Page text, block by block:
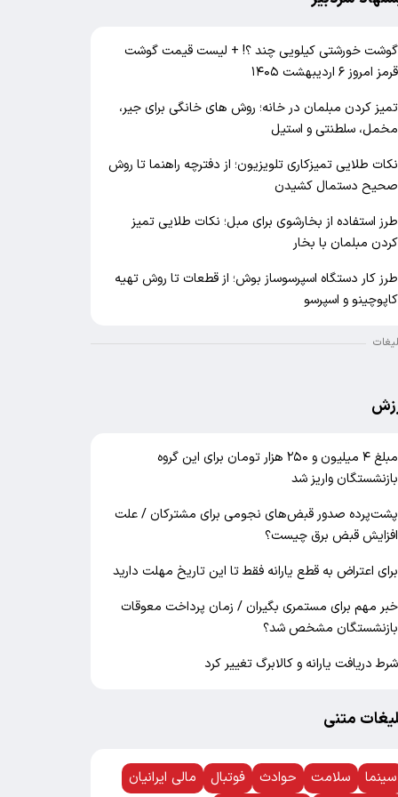
گوشت خورشتی کیلویی چند ؟! + لیست قیمت گوشت
قرمز امروز ۶ اردیبهشت ۱۴۰۵
تمیز کردن مبلمان در خانه؛ روش های خانگی برای جیر،
مخمل، سلطنتی و استیل
نکات طلایی تمیزکاری تلویزیون؛ از دفترچه راهنما تا روش
صحیح دستمال کشیدن
طرز استفاده از بخارشوی برای مبل؛ نکات طلایی تمیز
کردن مبلمان با بخار
طرز کار دستگاه اسپرسوساز بوش؛ از قطعات تا روش تهیه
کاپوچینو و اسپرسو
مبلغ ۴ میلیون و ۲۵۰ هزار تومان برای این گروه
بازنشستگان واریز شد
پشت‌پرده صدور قبض‌های نجومی برای مشترکان / علت
افزایش قبض برق چیست؟
برای اعتراض به قطع یارانه فقط تا این تاریخ مهلت دارید
خبر مهم برای مستمری بگیران / زمان پرداخت معوقات
بازنشستگان مشخص شد؟
شرط دریافت یارانه و کالابرگ تغییر کرد
متنی
سینما سلامت حوادث فوتبال مالی ایرانیان